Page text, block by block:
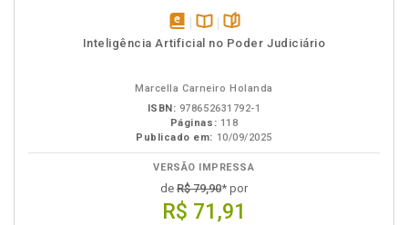
disponívelDisponível
páginas
Inteligência Artificial no Poder Judiciário
Marcella Carneiro Holanda
ISBN: 978652631792-1
Páginas: 118
Publicado em: 10/09/2025
VERSÃO IMPRESSA
de R$ 79,90* por
R$ 71,91